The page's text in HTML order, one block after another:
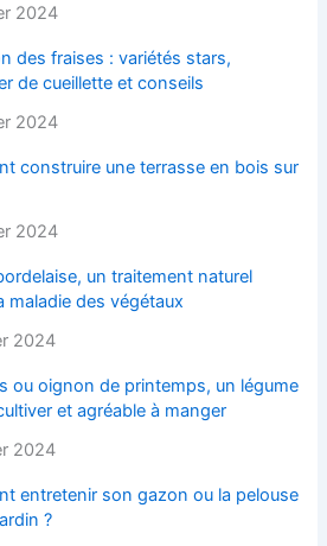
2024
des fraises : variétés stars,
de cueillette et conseils
2024
construire une terrasse en bois sur
2024
un traitement naturel
maladie des végétaux
2024
ou oignon de printemps, un légume
et agréable à manger
2024
entretenir son gazon ou la pelouse
?